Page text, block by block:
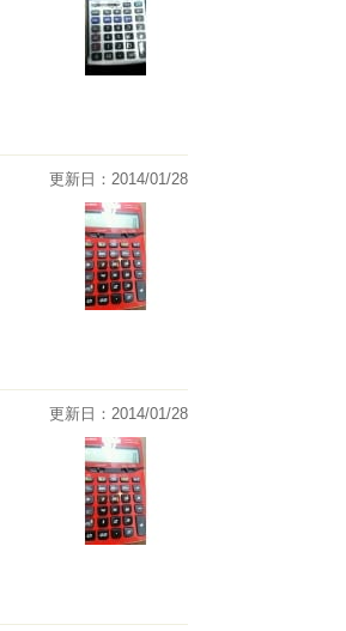
更新日：2014/01/28
更新日：2014/01/28